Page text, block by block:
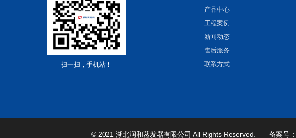
扫一扫，手机站！
产品中心
工程案例
新闻动态
售后服务
联系方式
© 2021 湖北润和蒸发器有限公司 All Rights Reserved. 备案号：